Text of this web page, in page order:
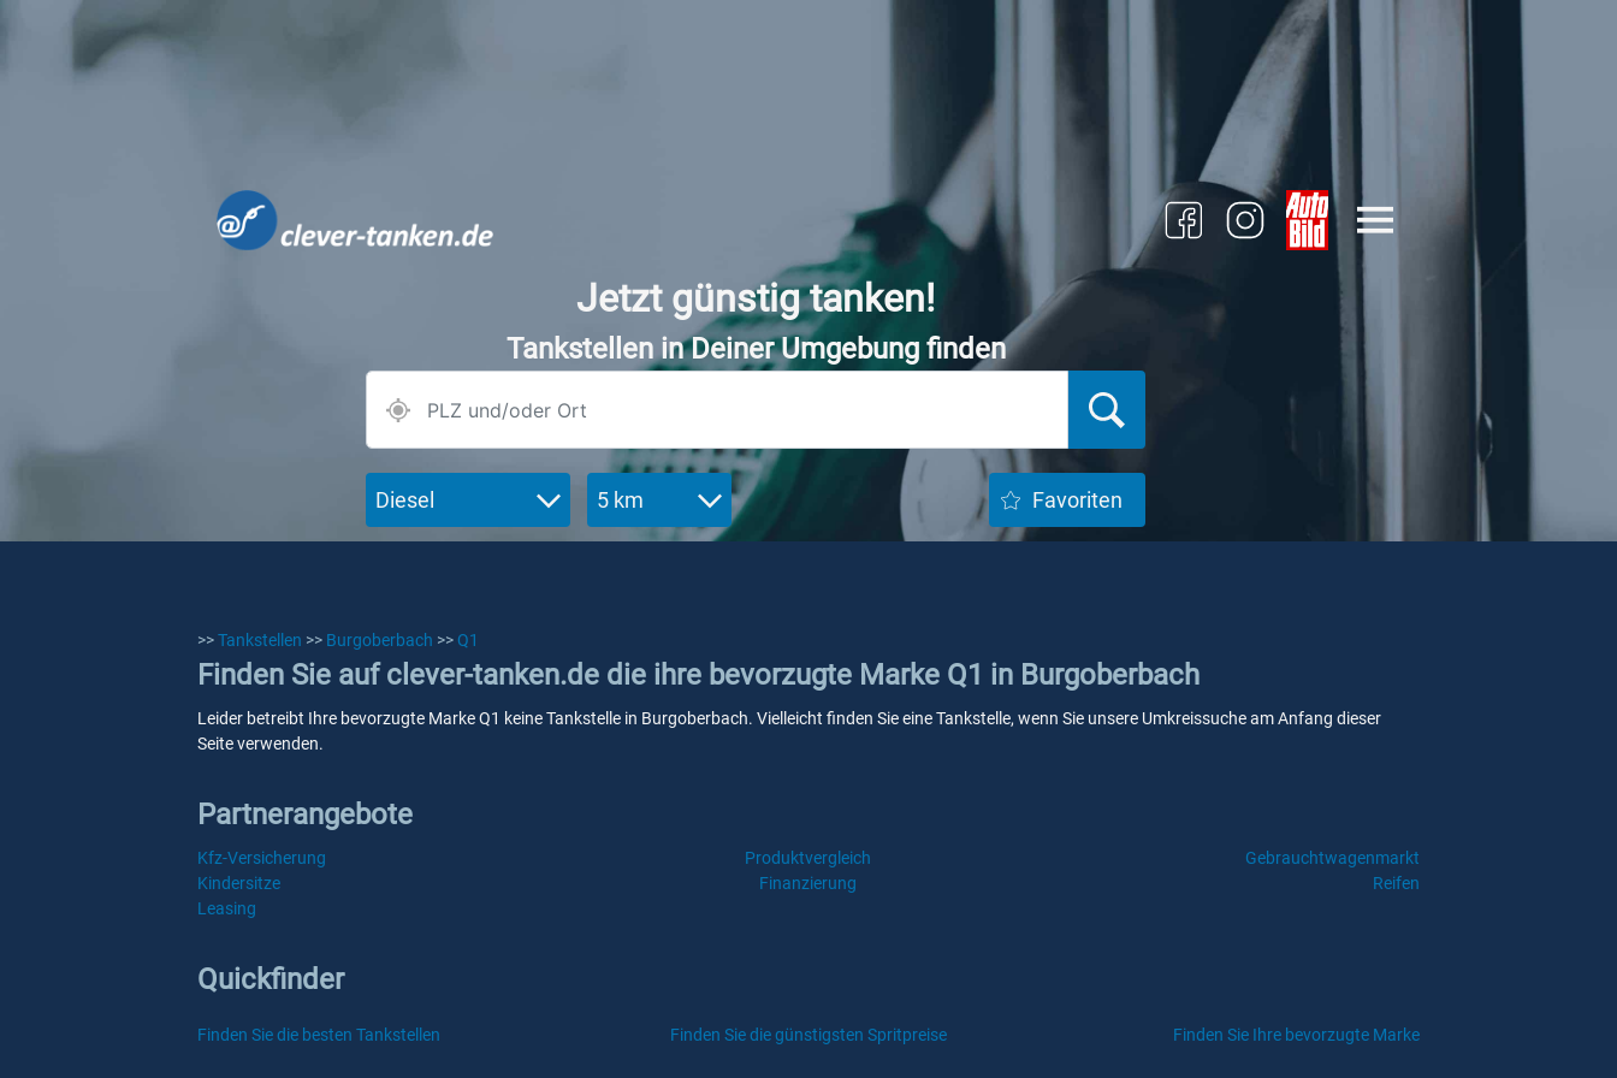
Jetzt günstig tanken!
Tankstellen in Deiner Umgebung finden
Diesel 5 km Favoriten
>>Tankstellen >> Burgoberbach >> Q1
Finden Sie auf clever-tanken.de die ihre bevorzugte Marke Q1 in Burgoberbach
Leider betreibt Ihre bevorzugte Marke Q1 keine Tankstelle in Burgoberbach. Vielleicht finden Sie eine Tankstelle, wenn Sie unsere Umkreissuche am Anfang dieser
Seite verwenden.
Partnerangebote
Kfz-Versicherung Produktvergleich
Gebrauchtwagenmarkt
Kindersitze
Finanzierung
Reifen
Leasing
Quickfinder
Finden Sie die besten Tankstellen Finden Sie die günstigsten Spritpreise Finden Sie Ihre bevorzugte Marke